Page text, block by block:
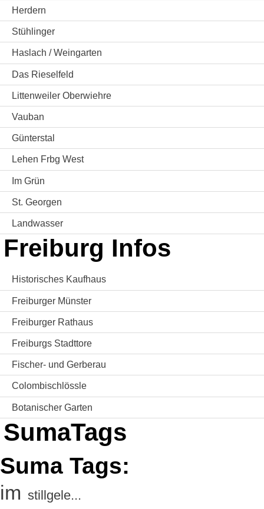
Herdern
Stühlinger
Haslach / Weingarten
Das Rieselfeld
Littenweiler Oberwiehre
Vauban
Günterstal
Lehen Frbg West
Im Grün
St. Georgen
Landwasser
Freiburg Infos
Historisches Kaufhaus
Freiburger Münster
Freiburger Rathaus
Freiburgs Stadttore
Fischer- und Gerberau
Colombischlössle
Botanischer Garten
SumaTags
Suma Tags:
im stillgele...